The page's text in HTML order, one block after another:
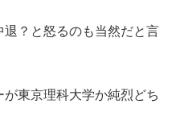
？と怒るのも当然だと言
東京理科大学か純烈どち